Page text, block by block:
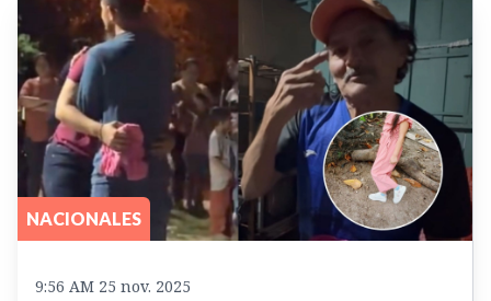
NACIONALES
9:56 AM 25 nov. 2025